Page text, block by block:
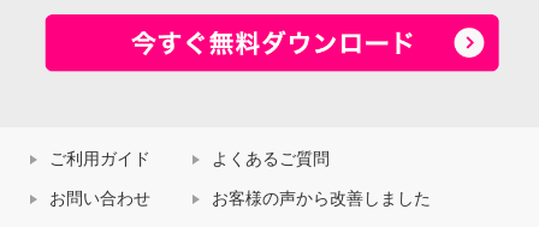
ご利用ガイド よくあるご質問
お問い合わせ お客様の声から改善しました